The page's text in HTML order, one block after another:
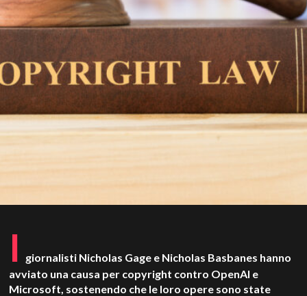
I
giornalisti Nicholas Gage e Nicholas Basbanes hanno
avviato una causa per copyright contro OpenAI e
Microsoft, sostenendo che le loro opere sono state